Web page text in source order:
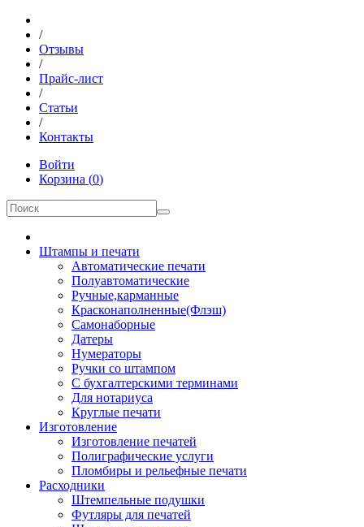
/
Отзывы
/
Прайс-лист
/
Статьи
/
Контакты
Войти
Корзина (0)
Штампы и печати
Автоматические печати
Полуавтоматические
Ручные,карманные
Красконаполненные(Флэш)
Самонаборные
Датеры
Нумераторы
Ручки со штампом
С бухгалтерскими терминами
Для нотариуса
Круглые печати
Изготовление
Изготовление печатей
Полиграфические услуги
Пломбиры и рельефные печати
Расходники
Штемпельные подушки
Футляры для печатей